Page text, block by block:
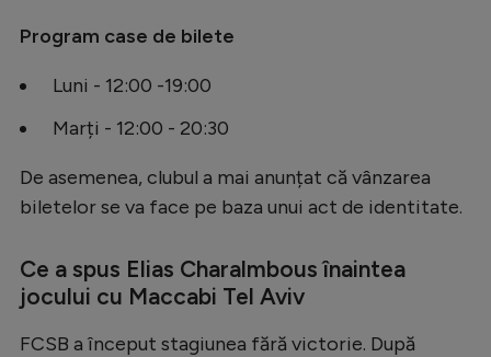
Intră în cont
Creează cont
Program case de bilete
Luni - 12:00 -19:00
Marți - 12:00 - 20:30
De asemenea, clubul a mai anunțat că vânzarea
biletelor se va face pe baza unui act de identitate.
Ce a spus Elias Charalmbous înaintea
jocului cu Maccabi Tel Aviv
FCSB a început stagiunea fără victorie. După